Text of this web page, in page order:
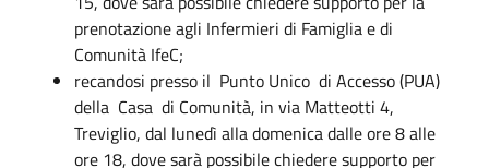
prenotazione agli Infermieri di Famiglia e di
Comunità IfeC;
recandosi presso il Punto Unico di Accesso (PUA)
della Casa di Comunità, in via Matteotti 4,
Treviglio, dal lunedì alla domenica dalle ore 8 alle
ore 18, dove sarà possibile chiedere supporto per